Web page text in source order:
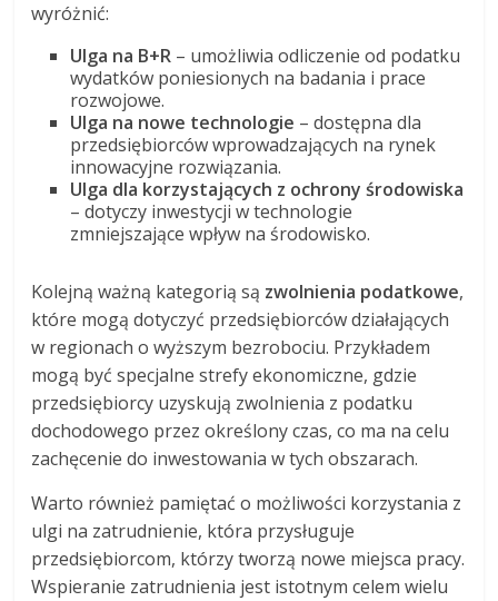
wyróżnić:
Ulga na B+R – umożliwia odliczenie od podatku
wydatków poniesionych na badania i prace
rozwojowe.
Ulga na nowe technologie – dostępna dla
przedsiębiorców wprowadzających na rynek
innowacyjne rozwiązania.
Ulga dla korzystających z ochrony środowiska
– dotyczy inwestycji w technologie
zmniejszające wpływ na środowisko.
Kolejną ważną kategorią są zwolnienia podatkowe,
które mogą dotyczyć przedsiębiorców działających
w regionach o wyższym bezrobociu. Przykładem
mogą być specjalne strefy ekonomiczne, gdzie
przedsiębiorcy uzyskują zwolnienia z podatku
dochodowego przez określony czas, co ma na celu
zachęcenie do inwestowania w tych obszarach.
Warto również pamiętać o możliwości korzystania z
ulgi na zatrudnienie, która przysługuje
przedsiębiorcom, którzy tworzą nowe miejsca pracy.
Wspieranie zatrudnienia jest istotnym celem wielu